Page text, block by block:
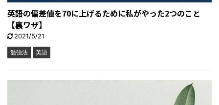
英語の偏差値を70に上げるために私がやった2つのこと
【裏ワザ】
2021/5/21
勉強法 英語